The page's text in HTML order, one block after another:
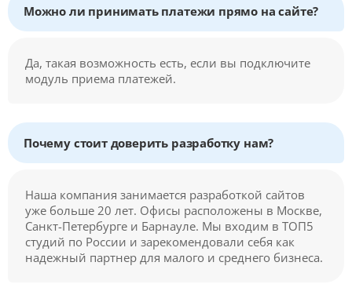
Можно ли принимать платежи прямо на сайте?
Да, такая возможность есть, если вы подключите
модуль приема платежей.
Почему стоит доверить разработку нам?
Наша компания занимается разработкой сайтов
уже больше 20 лет. Офисы расположены в Москве,
Санкт-Петербурге и Барнауле. Мы входим в ТОП5
студий по России и зарекомендовали себя как
надежный партнер для малого и среднего бизнеса.